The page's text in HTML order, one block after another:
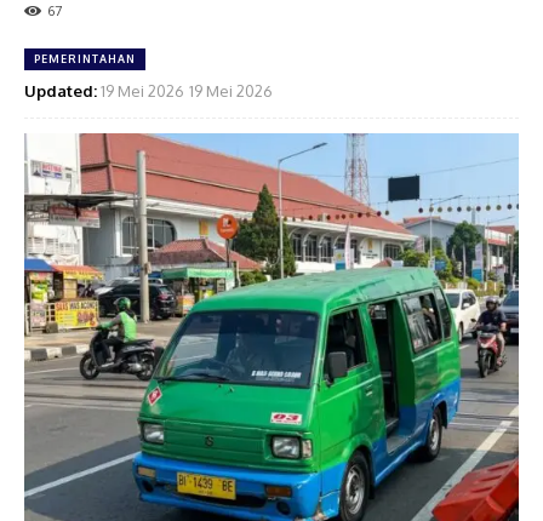
67
PEMERINTAHAN
Updated:19 Mei 2026 19 Mei 2026